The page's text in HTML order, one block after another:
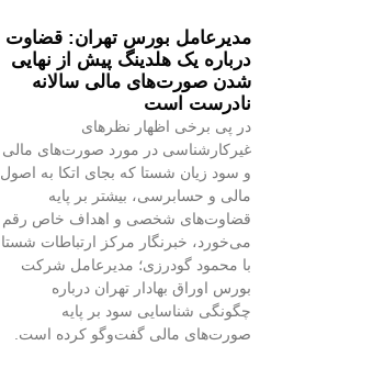
مدیرعامل بورس تهران: قضاوت
درباره یک هلدینگ پیش از نهایی
شدن صورت‌های مالی سالانه
نادرست است
در پی برخی اظهار نظرهای
غیرکارشناسی در مورد صورت‌های مالی
و سود زیان شستا که بجای اتکا به اصول
مالی و حسابرسی، بیشتر بر پایه
قضاوت‌‌های شخصی و اهداف خاص رقم
می‌خورد، خبرنگار مرکز ارتباطات شستا
با محمود گودرزی؛ مدیرعامل شرکت
بورس اوراق بهادار تهران درباره
چگونگی شناسایی سود بر پایه
صورت‌های مالی گفت‌وگو کرده است.